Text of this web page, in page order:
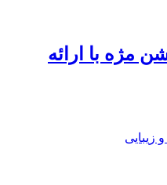
مژه با ارائه
زیبایی